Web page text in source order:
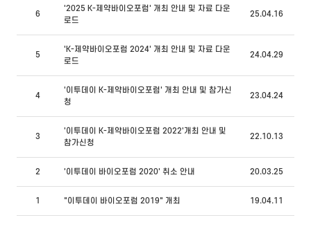
6
'2025 K-제약바이오포럼' 개최 안내 및 자료 다운
로드
25.04.16
5
'K-제약바이오포럼 2024' 개최 안내 및 자료 다운
로드
24.04.29
4
'이투데이 K-제약바이오포럼' 개최 안내 및 참가신
청
23.04.24
3
'이투데이 K-제약바이오포럼 2022'개최 안내 및
참가신청
22.10.13
2 '이투데이 바이오포럼 2020' 취소 안내 20.03.25
1 "이투데이 바이오포럼 2019" 개최 19.04.11